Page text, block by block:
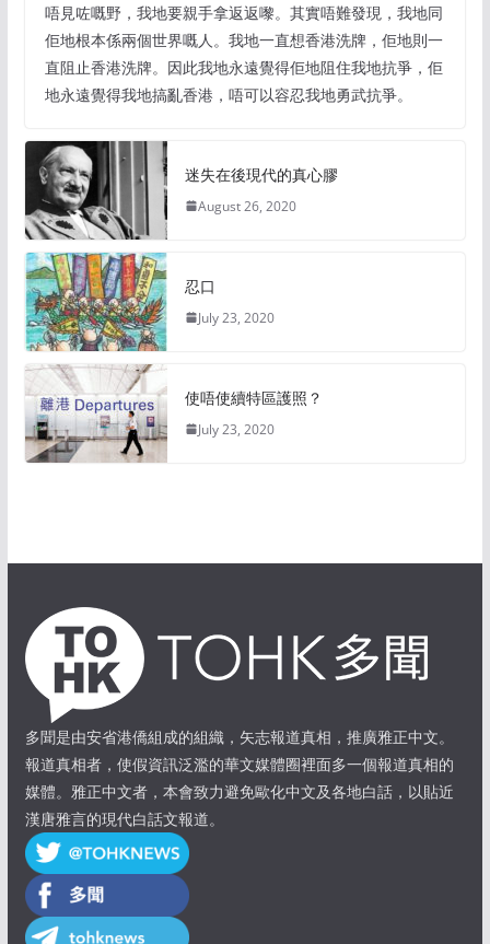
唔見咗嘅野，我地要親手拿返返嚟。其實唔難發現，我地同
佢地根本係兩個世界嘅人。我地一直想香港洗牌，佢地則一
直阻止香港洗牌。因此我地永遠覺得佢地阻住我地抗爭，佢
地永遠覺得我地搞亂香港，唔可以容忍我地勇武抗爭。
迷失在後現代的真心膠
August 26, 2020
忍口
July 23, 2020
使唔使續特區護照？
July 23, 2020
多聞是由安省港僑組成的組織，矢志報道真相，推廣雅正中文。
報道真相者，使假資訊泛濫的華文媒體圈裡面多一個報道真相的
媒體。雅正中文者，本會致力避免歐化中文及各地白話，以貼近
漢唐雅言的現代白話文報道。